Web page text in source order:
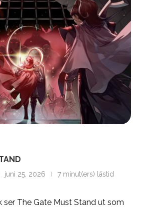
juni 25, 2026 7 minut(ers) lästid
ser The Gate Must Stand ut som